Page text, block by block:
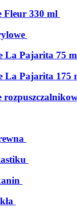
Fleur 330 ml
La Pajarita 75
La Pajarita 175